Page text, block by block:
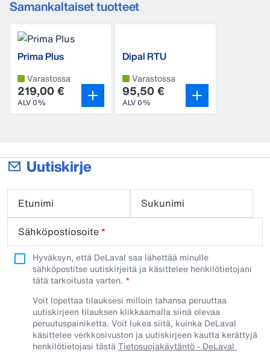
Samankaltaiset tuotteet
Prima Plus
Varastossa
219,00 €
ALV 0%
Dipal RTU
Varastossa
95,50 €
ALV 0%
Uutiskirje
Etunimi
Sukunimi
Sähköpostiosoite*
Hyväksyn, että DeLaval saa lähettää minulle
sähköpostitse uutiskirjeitä ja käsittelee henkilötietojani
tätä tarkoitusta varten.
Voit lopettaa tilauksesi milloin tahansa peruuttaa
uutiskirjeen tilauksen klikkaamalla siinä olevaa
peruutuspainiketta. Voit lukea siitä, kuinka DeLaval
käsittelee verkkosivuston ja uutiskirjeen kautta kerättyjä
henkilötietojasi tästäTietosuojakäytäntö - DeLaval